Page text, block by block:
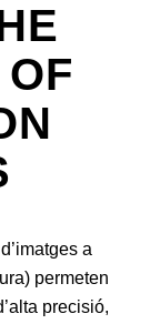
a
permeten
precisió,